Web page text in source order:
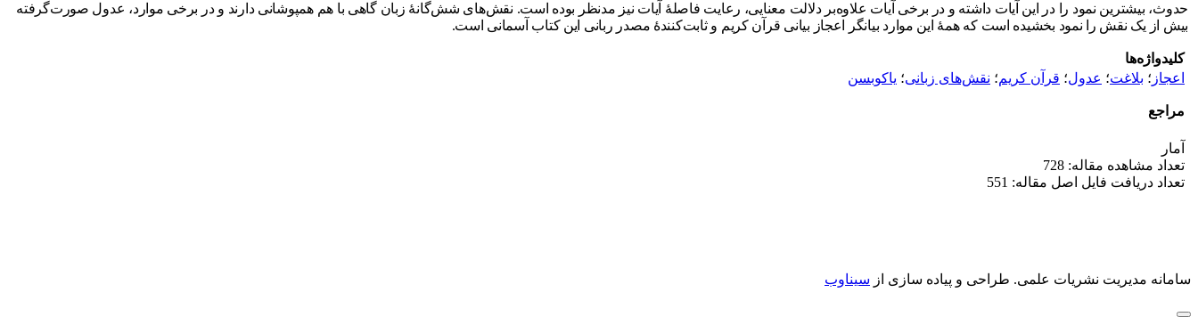
حدوث، بیشترین نمود را در این آیات داشته و در برخی آیات علاوه‌بر دلالت معنایی، رعایت فاصلۀ آیات نیز مدنظر بوده است. نقش‌های شش‌گانۀ زبان گاهی با هم همپوشانی دارند و در برخی موارد، عدول صورت‌گرفته
بیش از یک نقش را نمود بخشیده است که همۀ این موارد بیانگر اعجاز بیانی قرآن کریم و ثابت‌کنندۀ مصدر ربانی این کتاب آسمانی است.
کلیدواژه‌ها
اعجاز ؛ بلاغت؛ عدول؛ قرآن کریم؛ نقش‌های زبانی؛ یاکوبسن
مراجع
آمار
تعداد مشاهده مقاله: 728
تعداد دریافت فایل اصل مقاله: 551
سامانه مدیریت نشریات علمی. طراحی و پیاده سازی از سیناوب